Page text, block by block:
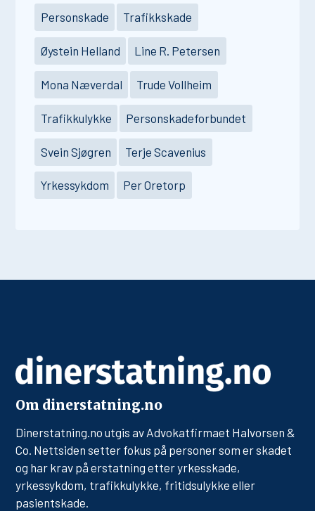
Personskade Trafikkskade
Øystein Helland Line R. Petersen
Mona Næverdal Trude Vollheim
Trafikkulykke Personskadeforbundet
Svein Sjøgren Terje Scavenius
Yrkessykdom Per Oretorp
Om dinerstatning.no
Dinerstatning.no utgis av Advokatfirmaet Halvorsen &
Co. Nettsiden setter fokus på personer som er skadet
og har krav på erstatning etter yrkesskade,
yrkessykdom, trafikkulykke, fritidsulykke eller
pasientskade.